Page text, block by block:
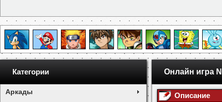
Категории
Аркады
Онлайн игра
Описание